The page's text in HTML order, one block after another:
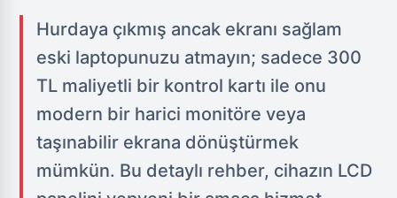
Hurdaya çıkmış ancak ekranı sağlam
eski laptopunuzu atmayın; sadece 300
TL maliyetli bir kontrol kartı ile onu
modern bir harici monitöre veya
taşınabilir ekrana dönüştürmek
mümkün. Bu detaylı rehber, cihazın LCD